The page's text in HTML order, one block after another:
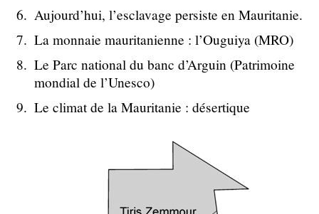
Aujourd’hui, l’esclavage persiste en Mauritanie.
La monnaie mauritanienne : l’Ouguiya (MRO)
Le Parc national du banc d’Arguin (Patrimoine
mondial de l’Unesco)
Le climat de la Mauritanie : désertique